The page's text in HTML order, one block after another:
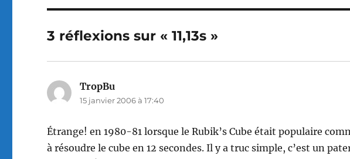
3 réflexions sur « 11,13s »
TropBu
15 janvier 2006 à 17:40
Étrange! en 1980-81 lorsque le Rubik’s Cube était populaire
à résoudre le cube en 12 secondes. Il y a truc simple, c’est un